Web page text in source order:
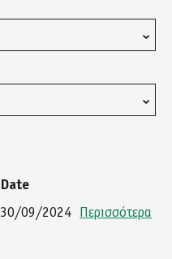
Date
30/09/2024 Περισσότερα